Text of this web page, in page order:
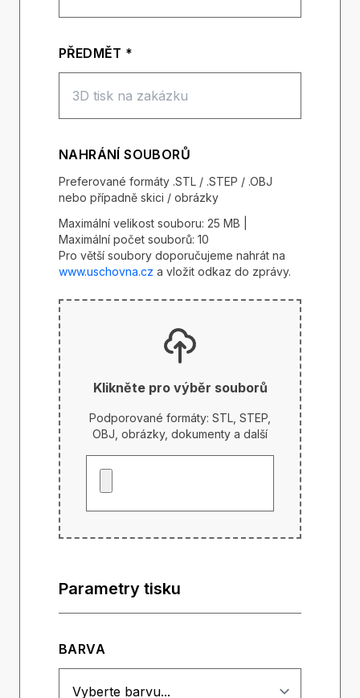
PŘEDMĚT *
NAHRÁNÍ SOUBORŮ
Preferované formáty .STL / .STEP / .OBJ
nebo případně skici / obrázky
Maximální velikost souboru: 25 MB |
Maximální počet souborů: 10
Pro větší soubory doporučujeme nahrát na
www.uschovna.cz a vložit odkaz do zprávy.
Klikněte pro výběr souborů
Podporované formáty: STL, STEP,
OBJ, obrázky, dokumenty a další
Parametry tisku
BARVA